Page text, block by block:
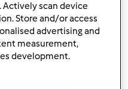
8 1h 45min
Actively scan device
Store and/or access
advertising and
measurement,
development.